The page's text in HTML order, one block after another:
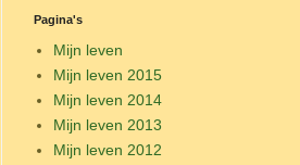
Pagina's
Mijn leven
Mijn leven 2015
Mijn leven 2014
Mijn leven 2013
Mijn leven 2012